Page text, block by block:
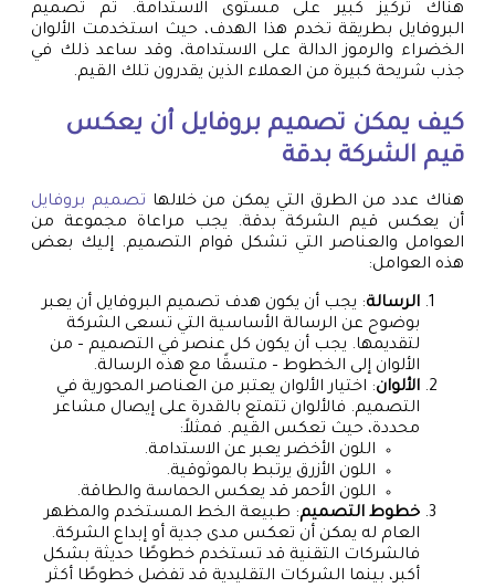
هناك تركيز كبير على مستوى الاستدامة. تم تصميم
البروفايل بطريقة تخدم هذا الهدف، حيث استخدمت الألوان
الخضراء والرموز الدالة على الاستدامة، وقد ساعد ذلك في
جذب شريحة كبيرة من العملاء الذين يقدرون تلك القيم.
كيف يمكن تصميم بروفايل أن يعكس
قيم الشركة بدقة
هناك عدد من الطرق التي يمكن من خلالها تصميم بروفايل
أن يعكس قيم الشركة بدقة. يجب مراعاة مجموعة من
العوامل والعناصر التي تشكل قوام التصميم. إليك بعض
هذه العوامل:
الرسالة: يجب أن يكون هدف تصميم البروفايل أن يعبر
بوضوح عن الرسالة الأساسية التي تسعى الشركة
لتقديمها. يجب أن يكون كل عنصر في التصميم – من
الألوان إلى الخطوط – متسقًا مع هذه الرسالة.
الألوان: اختيار الألوان يعتبر من العناصر المحورية في
التصميم. فالألوان تتمتع بالقدرة على إيصال مشاعر
محددة، حيث تعكس القيم. فمثلاً:
اللون الأخضر يعبر عن الاستدامة.
اللون الأزرق يرتبط بالموثوقية.
اللون الأحمر قد يعكس الحماسة والطاقة.
خطوط التصميم: طبيعة الخط المستخدم والمظهر
العام له يمكن أن تعكس مدى جدية أو إبداع الشركة.
فالشركات التقنية قد تستخدم خطوطًا حديثة بشكل
أكبر، بينما الشركات التقليدية قد تفضل خطوطًا أكثر